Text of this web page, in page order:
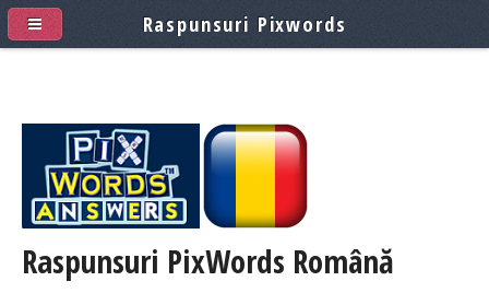
Raspunsuri PixWords Română
Raspunsuri Pixwords